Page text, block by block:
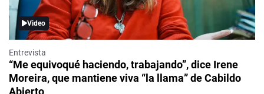
Video
Entrevista
“Me equivoqué haciendo, trabajando”, dice Irene
Moreira, que mantiene viva “la llama” de Cabildo